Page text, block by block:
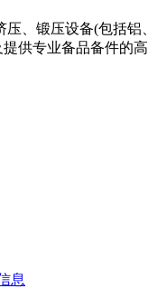
、锻压设备(包括
供专业备品备件的
息